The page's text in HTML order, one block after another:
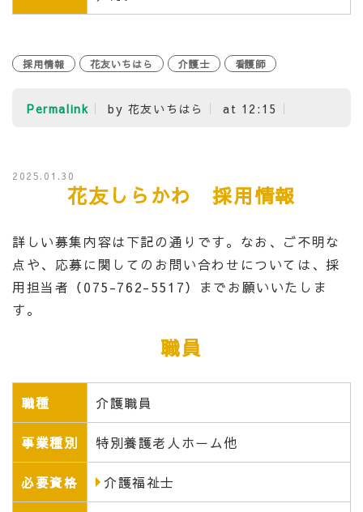
採用情報 花友いちはら 介護士 看護師
Permalink by 花友いちはら at 12:15
2025.01.30
花友しらかわ 採用情報
詳しい募集内容は下記の通りです。なお、ご不明な
点や、応募に関してのお問い合わせについては、採
用担当者（075-762-5517）までお願いいたしま
す。
職員
職種 介護職員
事業種別 特別養護老人ホーム他
必要資格 介護福祉士